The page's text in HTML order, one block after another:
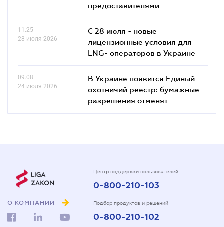
предоставителями
11.25
28 июля 2026
С 28 июля - новые
лицензионные условия для
LNG- операторов в Украине
09.08
24 июля 2026
В Украине появится Единый
охотничий реестр: бумажные
разрешения отменят
О КОМПАНИИ
Центр поддержки пользователей
0-800-210-103
Подбор продуктов и решений
0-800-210-102